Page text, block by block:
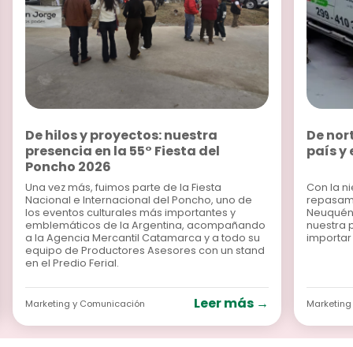
De hilos y proyectos: nuestra
presencia en la 55° Fiesta del
Poncho 2026
Una vez más, fuimos parte de la Fiesta
Nacional e Internacional del Poncho, uno de
los eventos culturales más importantes y
emblemáticos de la Argentina, acompañando
a la Agencia Mercantil Catamarca y a todo su
equipo de Productores Asesores con un stand
en el Predio Ferial.
Marketing y Comunicación Leer más →
De
país y
Con la
nuestra
importar